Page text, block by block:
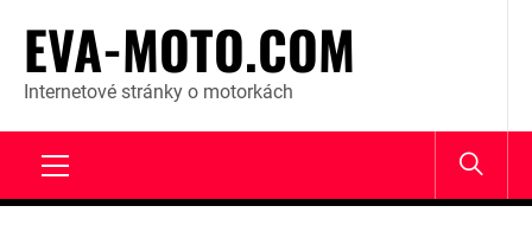
content
EVA-MOTO.COM
Internetové stránky o motorkách